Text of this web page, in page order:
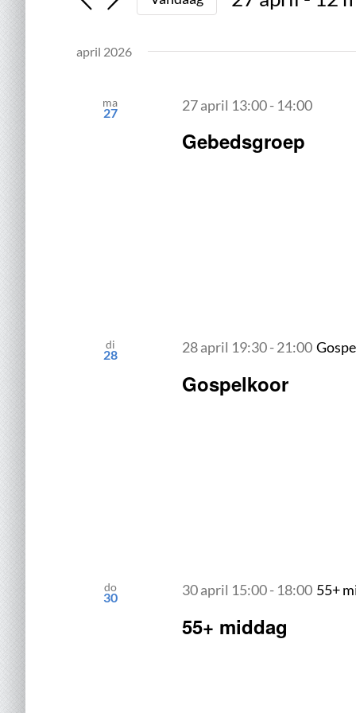
en
weergeven
in.
voor
keyword.
april 2026
ma
27
Gebedsgroep
27 april 13:00- 14:00
di
28
Gospelkoor
28 april 19:30-21:00
do
30
55+ middag
30 april 15:00- 18:00 55+